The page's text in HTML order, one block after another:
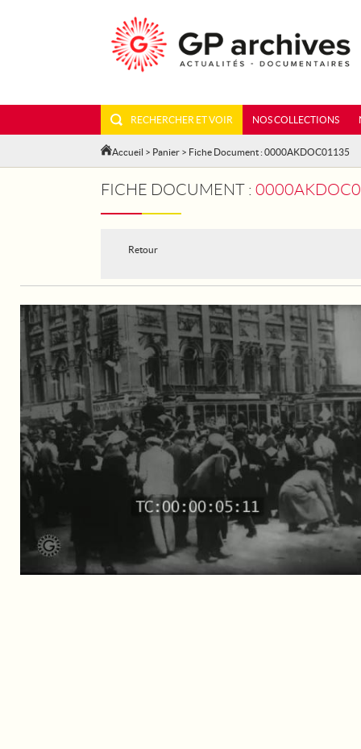
RECHERCHER ET VOIR NOS COLLECTIONS
Accueil > Panier > Fiche Document : 0000AKDOC01135
FICHE DOCUMENT :
Retour